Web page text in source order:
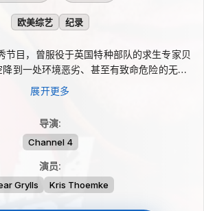
欧美综艺 纪录
目，曾服役于英国特种部队的求生专家贝
降到一处环境恶劣、甚至有致命危险的无人
陵、冰原等，浑身只携带一点简陋工具，由
整个逃生过程。他会利用各种求生技巧，包
爬虫，如何利用自己的尿液，如何用木棍击
、寻找夜间藏身之所，最终成功在时限之内
。从而教会观众在同等险境中该如何脱身。
展开更多
导演:
Channel 4
演员:
Grylls Kris Thoemke